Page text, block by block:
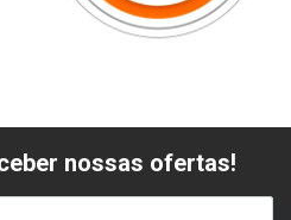
nossas ofertas!